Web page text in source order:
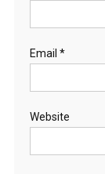
Email *
Website